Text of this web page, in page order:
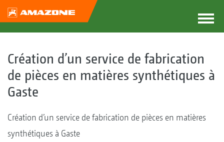
Création d’un service de fabrication
de pièces en matières synthétiques à
Gaste
Création d’un service de fabrication de pièces en matières
synthétiques à Gaste